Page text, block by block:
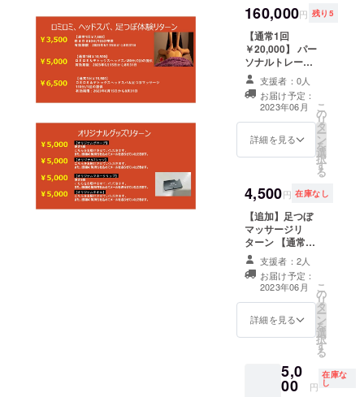
160,000円 残り5
【通常1回
￥20,000】 パー
ソナルトレーニ
ング50分＋食事
管理付き+ミット
打ち30分+マッ
サージ30分/16回
の提供 有効期
限：2023年6月
支援者：0人
お届け予定：
2023年06月
詳細を見る
こ
の
リ
タ
ー
ン
を
選
択
す
る
4,500円 在庫なし
【追加】足つぼ
マッサージリ
ターン 【通常1
回￥3,000】 足
つぼマッサージ
30分/3回の提供
有効期限： 2023
年6月15日から8
月31日
支援者：2人
お届け予定：
2023年06月
詳細を見る
こ
の
リ
タ
ー
ン
を
選
択
す
る
5,0
00 円
在庫な
し